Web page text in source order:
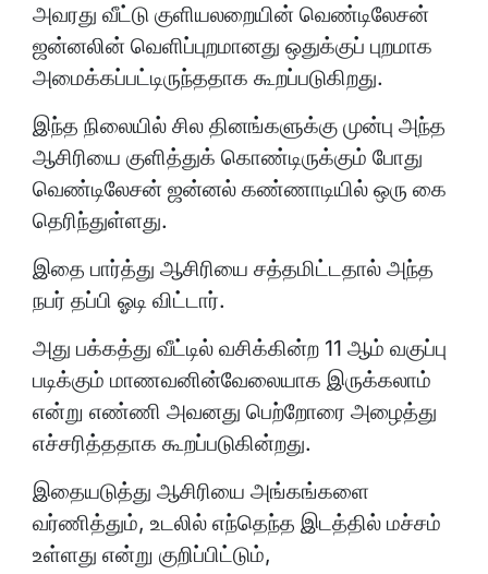
அவரது வீட்டு குளியலறையின் வெண்டிலேசன்
ஜன்னலின் வெளிப்புறமானது ஒதுக்குப் புறமாக
அமைக்கப்பட்டிருந்ததாக கூறப்படுகிறது.
இந்த நிலையில் சில தினங்களுக்கு முன்பு அந்த
ஆசிரியை குளித்துக் கொண்டிருக்கும் போது
வெண்டிலேசன் ஜன்னல் கண்ணாடியில் ஒரு கை
தெரிந்துள்ளது.
இதை பார்த்து ஆசிரியை சத்தமிட்டதால் அந்த
நபர் தப்பி ஓடி விட்டார்.
அது பக்கத்து வீட்டில் வசிக்கின்ற 11 ஆம் வகுப்பு
படிக்கும் மாணவனின்வேலையாக இருக்கலாம்
என்று எண்ணி அவனது பெற்றோரை அழைத்து
எச்சரித்ததாக கூறப்படுகின்றது.
இதையடுத்து ஆசிரியை அங்கங்களை
வர்ணித்தும், உடலில் எந்தெந்த இடத்தில் மச்சம்
உள்ளது என்று குறிப்பிட்டும்,